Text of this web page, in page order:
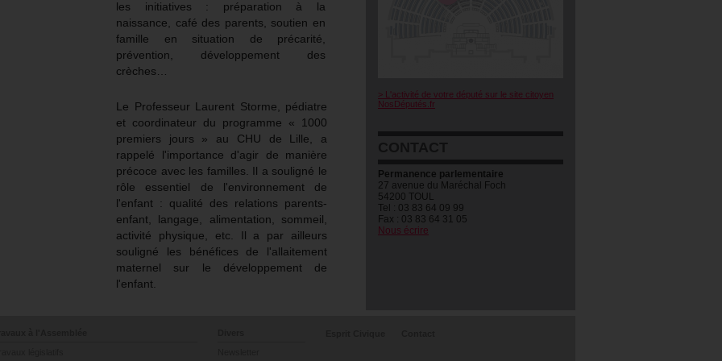
> L'activité de votre député sur le site citoyen
NosDéputés.fr
Permanence parlementaire
27 avenue du Maréchal Foch
54200 TOUL
Tel : 03 83 64 09 99
Fax : 03 83 64 31 05
Nous écrire
les initiatives : préparation à la
naissance, café des parents, soutien en
famille en situation de précarité,
prévention, développement des
crèches…
Le Professeur Laurent Storme, pédiatre
et coordinateur du programme « 1000
premiers jours » au CHU de Lille, a
rappelé l'importance d'agir de manière
précoce avec les familles. Il a souligné le
rôle essentiel de l'environnement de
l'enfant : qualité des relations parents-
enfant, langage, alimentation, sommeil,
activité physique, etc. Il a par ailleurs
souligné les bénéfices de l'allaitement
maternel sur le développement de
l'enfant.